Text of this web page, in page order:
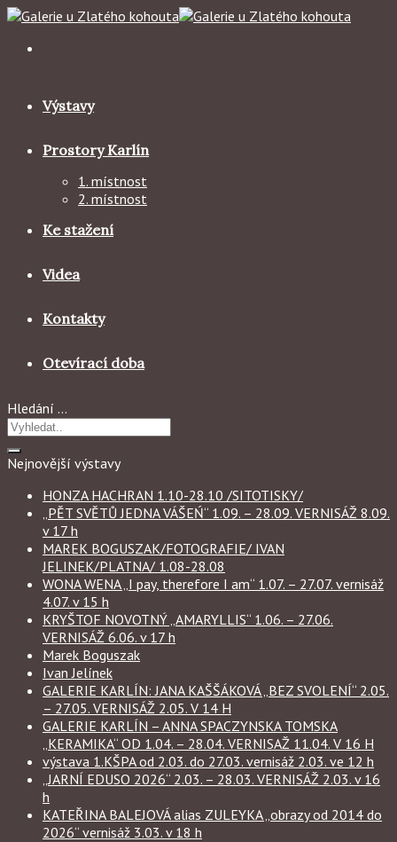
Skip
content
Výstavy
Prostory Karlín
1. místnost
2. místnost
Ke stažení
Videa
Kontakty
Otevírací doba
Hledání …
Nejnovější výstavy
HONZA HACHRAN 1.10-28.10 /SITOTISKY/
„PĚT SVĚTŮ JEDNA VÁŠEŃ“ 1.09. – 28.09. VERNISÁŽ 8.09.
v 17 h
MAREK BOGUSZAK/FOTOGRAFIE/ IVAN
JELINEK/PLATNA/ 1.08-28.08
WONA WENA „I pay, therefore I am“ 1.07. – 27.07. vernisáž
4.07. v 15 h
KRYŠTOF NOVOTNÝ „AMARYLLIS“ 1.06. – 27.06.
VERNISÁŽ 6.06. v 17 h
Marek Boguszak
Ivan Jelínek
GALERIE KARLÍN: JANA KAŠŠÁKOVÁ „BEZ SVOLENÍ“ 2.05.
– 27.05. VERNISÁŽ 2.05. V 14 H
GALERIE KARLÍN – ANNA SPACZYNSKA TOMSKA
„KERAMIKA“ OD 1.04. – 28.04. VERNISAŽ 11.04. V 16 H
výstava 1.KŠPA od 2.03. do 27.03. vernisáž 2.03. ve 12 h
„JARNÍ EDUSO 2026“ 2.03. – 28.03. VERNISÁŽ 2.03. v 16
h
KATEŘINA BALEJOVÁ alias ZULEYKA „obrazy od 2014 do
2026“ vernisáž 3.03. v 18 h